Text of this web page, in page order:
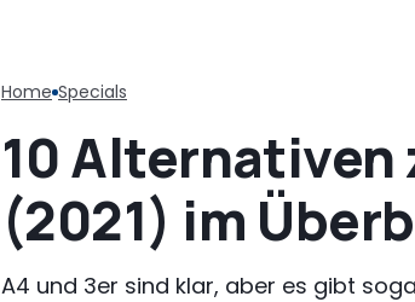
Home Specials
10 Alternativen
(2021) im
A4 und 3er sind klar, aber es gibt